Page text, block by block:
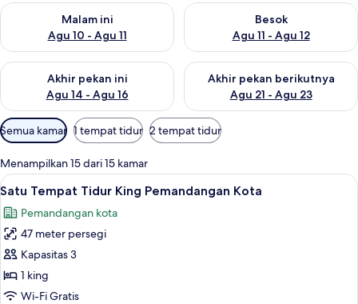
Malam ini
Agu 10 - Agu 11
Periksa ketersediaan untuk malam ini Agu 10 - Agu 11
Besok
Agu 11 - Agu 12
Periksa ketersediaan untuk
Akhir pekan ini
Agu 14 - Agu 16
Periksa ketersediaan untuk akhir pekan ini Agu 14 - Agu 16
Akhir pekan berikutnya
Agu 21 - Agu 23
Periksa ketersediaan untuk
Filter
tersedia
untuk
kamar
Semua kamar 1 tempat tidur 2 tempat tidur
Menampilkan 15 dari 15 kamar
Lihat
semua
foto
untuk
Satu
Tempat
Tidur
3
Satu Tempat Tidur King Pemandangan Kota
Pemandangan kota
47 meter persegi
Kapasitas 3
1 king
Wi-Fi Gratis